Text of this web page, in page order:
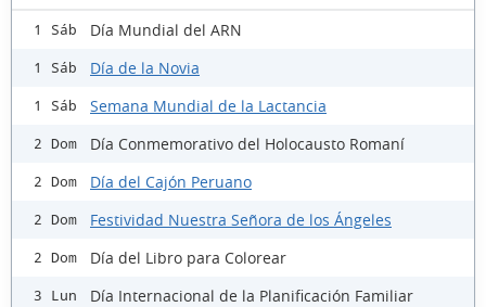
1 Sáb Día Mundial del ARN
1 Sáb Día de la Novia
1 Sáb Semana Mundial de la Lactancia
2 Dom Día Conmemorativo del Holocausto Romaní
2 Dom Día del Cajón Peruano
2 Dom Festividad Nuestra Señora de los Ángeles
2 Dom Día del Libro para Colorear
3 Lun Día Internacional de la Planificación Familiar